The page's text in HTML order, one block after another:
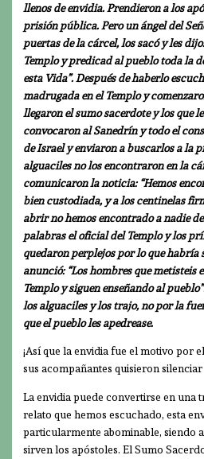
llenos de envidia. Prendieron a los
prisión pública. Pero un ángel del
puertas de la cárcel, los sacó y les
Templo y predicad al pueblo toda la
esta Vida”. Después de haberlo
madrugada en el Templo y
llegaron el sumo sacerdote y los que
convocaron al Sanedrín y todo el
de Israel y enviaron a buscarlos a la
alguaciles no los encontraron en la
comunicaron la noticia: “Hemos
bien custodiada, y a los centinelas
abrir no hemos encontrado a nadie
palabras el oficial del Templo y los
quedaron perplejos por lo que habría
anunció: “Los hombres que metisteis
Templo y siguen enseñando al
los alguaciles y los trajo, no por la
que el pueblo les apedrease.
¡Así que la envidia fue el motivo por
sus acompañantes quisieron
La envidia puede convertirse en una
relato que hemos escuchado, esta
particularmente abominable, siendo
sirven los apóstoles. El Sumo